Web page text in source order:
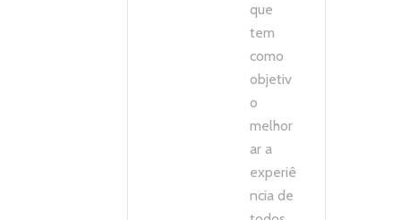
que
tem
como
objetiv
o
melhor
ar a
experiê
ncia de